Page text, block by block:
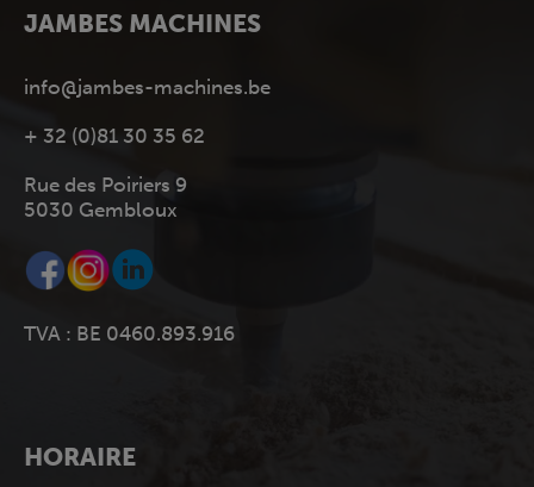
JAMBES MACHINES
info@jambes-machines.be
+ 32 (0)81 30 35 62
Rue des Poiriers 9
5030 Gembloux
TVA : BE 0460.893.916
HORAIRE